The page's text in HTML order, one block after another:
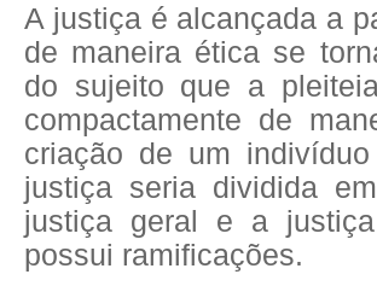
A justiça é alcançada a
de maneira ética se
do sujeito que a
compactamente de
criação de um
justiça seria dividida
justiça geral e a
possui ramificações.